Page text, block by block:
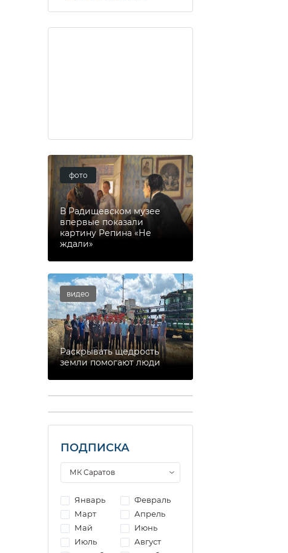
фото
В Радищевском музее
впервые показали
картину Репина «Не
ждали»
видео
Раскрывать щедрость
земли помогают люди
ПОДПИСКА
Январь
Февраль
Март
Апрель
Май
Июнь
Июль
Август